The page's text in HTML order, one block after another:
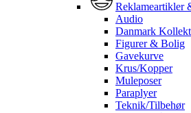
Reklameartikler
Audio
Danmark
Figurer & Bolig
Gavekurve
Krus/Kopper
Muleposer
Paraplyer
Teknik/Tilbehør